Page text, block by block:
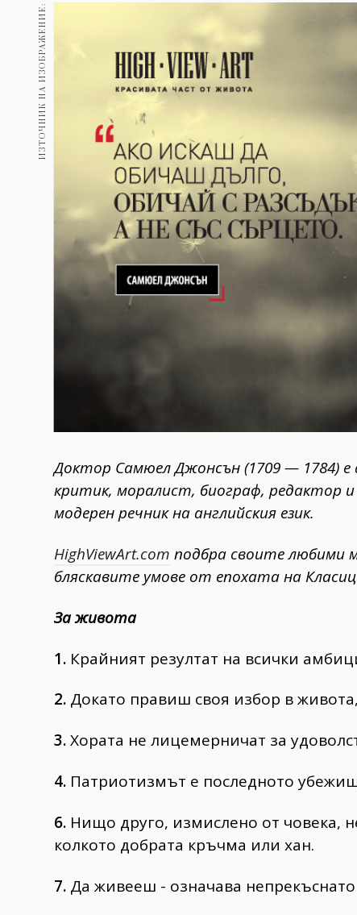
Пътувай
Здраве 389
Gentlemen
Wellness 1816
ПОСЛЕДВАЙТЕ
НИ
ИЗТОЧНИК НА ИЗОБРАЖЕНИЕ:
Доктор Самюел Джонсън (1709 — 1784)
критик, моралист, биограф, редактор
модерен речник на английския език.
HighViewArt.com подбра своите любими
бляскавите умове от епохата на
За живота
1. Крайният резултат на всички
2. Докато правиш своя избор в
3.Хората не лицемерничат за
4. Патриотизмът е последното
6. Нищо друго, измислено от човека,
колкото добрата кръчма или хан.
7. Да живееш - означава